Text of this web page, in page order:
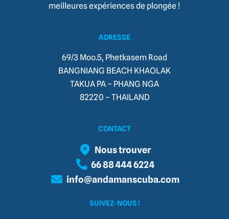
meilleures expériences de plongée !
ADRESSE
69/3 Moo.5, Phetkasem Road
BANGNIANG BEACH KHAOLAK
TAKUA PA – PHANG NGA
82220 – THAILAND​
CONTACT
Nous trouver
66 88 444 6224
info@andamanscuba.com
SUIVEZ-NOUS !